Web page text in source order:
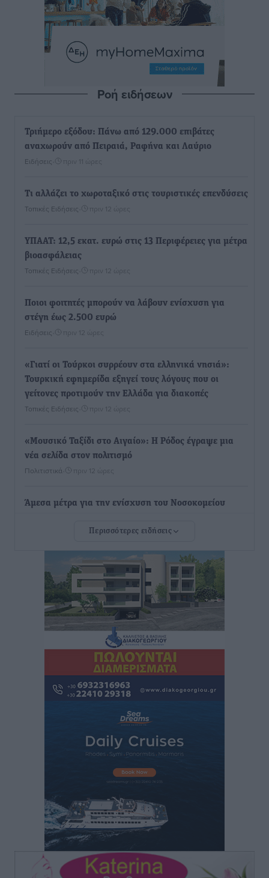
Ροή ειδήσεων
Τριήμερο εξόδου: Πάνω από 129.000 επιβάτες
αναχωρούν από Πειραιά, Ραφήνα και Λαύριο
Ειδήσεις πριν 11 ώρες
Τι αλλάζει το χωροταξικό στις τουριστικές επενδύσεις
Τοπικές Ειδήσεις πριν 12 ώρες
ΥΠΑΑΤ: 12,5 εκατ. ευρώ στις 13 Περιφέρειες για μέτρα
βιοασφάλειας
Τοπικές Ειδήσεις πριν 12 ώρες
Ποιοι φοιτητές μπορούν να λάβουν ενίσχυση για
στέγη έως 2.500 ευρώ
Ειδήσεις πριν 12 ώρες
«Γιατί οι Τούρκοι συρρέουν στα ελληνικά νησιά»:
Τουρκική εφημερίδα εξηγεί τους λόγους που οι
γείτονες προτιμούν την Ελλάδα για διακοπές
Τοπικές Ειδήσεις πριν 12 ώρες
«Μουσικό Ταξίδι στο Αιγαίο»: Η Ρόδος έγραψε μια
νέα σελίδα στον πολιτισμό
Πολιτιστικά πριν 12 ώρες
Άμεσα μέτρα για την ενίσχυση του Νοσοκομείου
ανακοίνωσε ο Άδωνις Γεωργιάδης
Iατρικός Σύλλογος Ροδου προς Α. Γεωργιάδη:
Στρατηγικές Προτάσεις για την Ενίσχυση της
Δημόσιας Υγείας στη Νησιωτική Ελλάδα και στα
Νοσοκομεία της Γ΄ Ζώνης
πριν 13 ώρες
Πάνθηρες: Ξεκίνησαν αισιόδοξοι για την παρθενική
“πτήση” τους
πριν 13 ώρες
Αθλητικά• πριν 13 ώρες
Κλεάνθης: Έτοιμες οι κάρτες διαρκείας της νέας
σεζόν
Αθλητικά πριν 13 ώρες
Περισσότερες ειδήσεις